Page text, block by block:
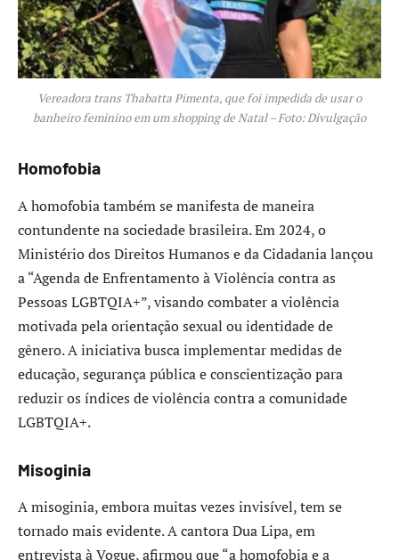
Vereadora trans Thabatta Pimenta, que foi impedida de usar o
banheiro feminino em um shopping de Natal – Foto: Divulgação
Homofobia
A homofobia também se manifesta de maneira
contundente na sociedade brasileira. Em 2024, o
Ministério dos Direitos Humanos e da Cidadania lançou
a “Agenda de Enfrentamento à Violência contra as
Pessoas LGBTQIA+”, visando combater a violência
motivada pela orientação sexual ou identidade de
gênero. A iniciativa busca implementar medidas de
educação, segurança pública e conscientização para
reduzir os índices de violência contra a comunidade
LGBTQIA+.
Misoginia
A misoginia, embora muitas vezes invisível, tem se
tornado mais evidente. A cantora Dua Lipa, em
entrevista à Vogue, afirmou que “a homofobia e a